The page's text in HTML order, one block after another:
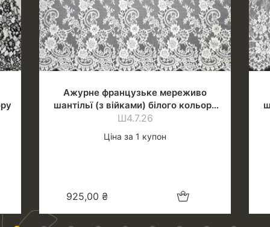
Ажурне французьке мереживо
шантільї (з війками) білого кольору
(теплий відтінок)
Ш4.7.26
Ціна за 1 купон
925,00 ₴ Додати в кошик